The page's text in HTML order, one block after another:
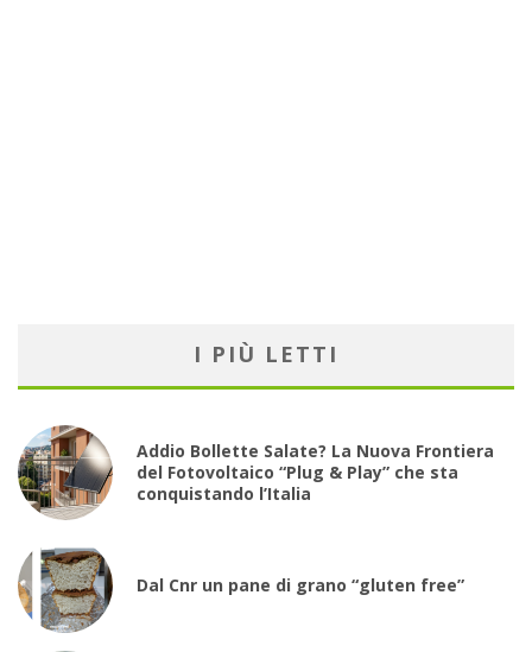
I PIÙ LETTI
Addio Bollette Salate? La Nuova Frontiera
del Fotovoltaico “Plug & Play” che sta
conquistando l’Italia
Dal Cnr un pane di grano “gluten free”